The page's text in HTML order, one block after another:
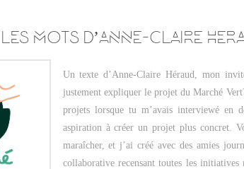
MOTS D’ANNE-CLAIRE
Un texte d’Anne-Claire Héraud, mon
justement expliquer le projet du Marché
projets lorsque tu m’avais interviewé en
aspiration à créer un projet plus concret.
maraîcher, et j’ai créé avec des amies
collaborative recensant toutes les